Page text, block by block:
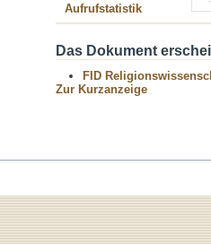
Aufrufstatistik
Das Dokument
FID
Zur Kurzanzeige